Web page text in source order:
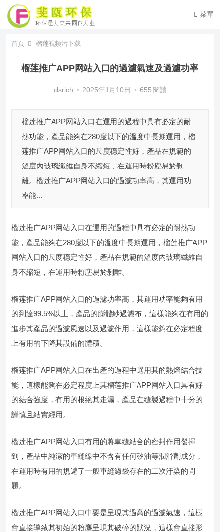
菜單
首頁 榴莲视频污下载
榴莲推广APP网站入口的過濾氣速及過濾功率
clsrich • 2025年1月10日 • 655 閱讀
榴莲推广APP网站入口在運用的過程中具有必定的耐
熱功能，產品能夠在280度以下的溫度中長期運用，榴
莲推广APP网站入口的尺度穩定性好，產品在規範的
溫度內玻璃纖維自身不縮短，在運用時粉塵易於剝
離。榴莲推广APP网站入口的過濾功率高，其運用功
率能...
榴莲推广APP网站入口在運用的過程中具有必定的耐熱功
能，產品能夠在280度以下的溫度中長期運用，榴莲推广APP
网站入口的尺度穩定性好，產品在規範的溫度內玻璃纖維自
身不縮短，在運用時粉塵易於剝離。
榴莲推广APP网站入口的過濾功率高，其運用功率能夠有用
的到達99.5%以上，產品的膨體紗過濾布，這樣能夠在有用的
進步其產品的過濾風速以及過濾作用，這樣能夠在必定程度
上有用的下降其設備的體積。
榴莲推广APP网站入口在出產的過程中選用其的熱熔結合技
能，這樣能夠在必定程度上其榴莲推广APP网站入口具有好
的結合強度，有用的根絕其走漏，產品在縫製過程中十分的
謹慎且結實經用。
榴莲推广APP网站入口有用的將車縫結合的密封作用發揮
到，產品中純潔的車縫線中不含有任何矽油等潤滑劑成分，
在運用時有用的規避了一般車縫濾袋存在的二次汙染的問
題。
榴莲推广APP网站入口中要是呈現其過高的過濾氣速，這樣
會直接導致其初始的粉塵呈現其破碎的狀況，這樣會直接形